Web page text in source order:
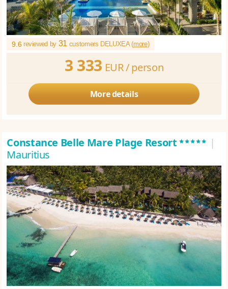
9.6 reviewed by 31customers DELUXEA (more)
3 333 EUR /person
More details
Constance Belle Mare Plage Resort***** |
Mauritius